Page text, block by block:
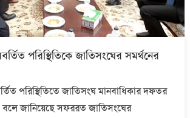
পরিস্থিতিকে জাতিসংঘের সমর্থনের
পরিস্থিতিতে জাতিসংঘ মানবাধিকার দফতর
বলে জানিয়েছে সফররত জাতিসংঘের